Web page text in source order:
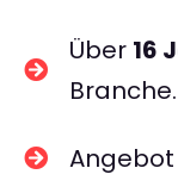
Über 16
Branche.
Angebot